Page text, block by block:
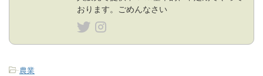
おります。ごめんなさい
-農業